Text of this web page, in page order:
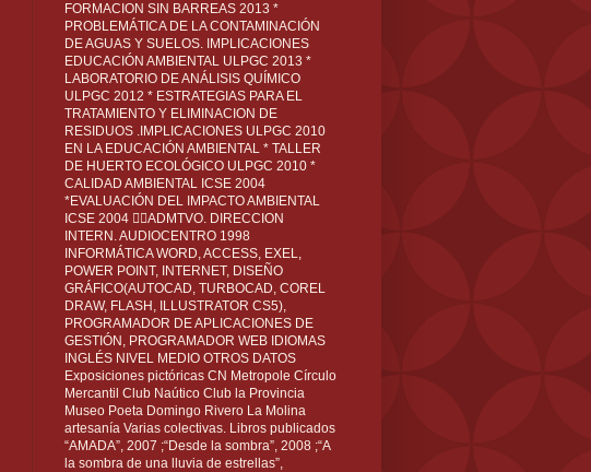
FORMACION SIN BARREAS 2013 *
PROBLEMÁTICA DE LA CONTAMINACIÓN
DE AGUAS Y SUELOS. IMPLICACIONES
EDUCACIÓN AMBIENTAL ULPGC 2013 *
LABORATORIO DE ANÁLISIS QUÍMICO
ULPGC 2012 * ESTRATEGIAS PARA EL
TRATAMIENTO Y ELIMINACION DE
RESIDUOS .IMPLICACIONES ULPGC 2010
EN LA EDUCACIÓN AMBIENTAL * TALLER
DE HUERTO ECOLÓGICO ULPGC 2010 *
CALIDAD AMBIENTAL ICSE 2004
*EVALUACIÓN DEL IMPACTO AMBIENTAL
ICSE 2004 ADMTVO. DIRECCION
INTERN. AUDIOCENTRO 1998
INFORMÁTICA WORD, ACCESS, EXEL,
POWER POINT, INTERNET, DISEÑO
GRÁFICO(AUTOCAD, TURBOCAD, COREL
DRAW, FLASH, ILLUSTRATOR CS5),
PROGRAMADOR DE APLICACIONES DE
GESTIÓN, PROGRAMADOR WEB IDIOMAS
INGLÉS NIVEL MEDIO OTROS DATOS
Exposiciones pictóricas CN Metropole Círculo
Mercantil Club Naútico Club la Provincia
Museo Poeta Domingo Rivero La Molina
artesanía Varias colectivas. Libros publicados
“AMADA”, 2007 ;“Desde la sombra”, 2008 ;“A
la sombra de una lluvia de estrellas”,